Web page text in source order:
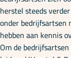
herstel steeds
onder bedrijfsartsen
hebben aan kennis
Om de